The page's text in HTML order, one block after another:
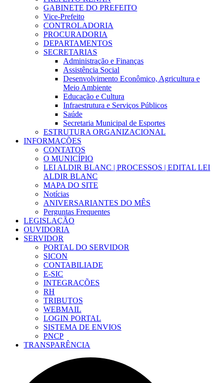
GABINETE DO PREFEITO
Vice-Prefeito
CONTROLADORIA
PROCURADORIA
DEPARTAMENTOS
SECRETARIAS
Administração e Finanças
Assistência Social
Desenvolvimento Econômico, Agricultura e
Meio Ambiente
Educação e Cultura
Infraestrutura e Serviços Públicos
Saúde
Secretaria Municipal de Esportes
ESTRUTURA ORGANIZACIONAL
INFORMAÇÕES
CONTATOS
O MUNICÍPIO
LEI ALDIR BLANC | PROCESSOS | EDITAL LEI
ALDIR BLANC
MAPA DO SITE
Notícias
ANIVERSARIANTES DO MÊS
Perguntas Frequentes
LEGISLAÇÃO
OUVIDORIA
SERVIDOR
PORTAL DO SERVIDOR
SICON
CONTABILIADE
E-SIC
INTEGRAÇÕES
RH
TRIBUTOS
WEBMAIL
LOGIN PORTAL
SISTEMA DE ENVIOS
PNCP
TRANSPARÊNCIA